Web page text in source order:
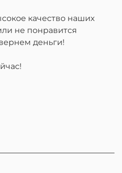
качество наших
не понравится
деньги!